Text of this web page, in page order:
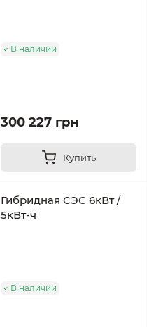
В наличии
300 227 грн
Купить
Гибридная СЭС 6кВт /
5кВт-ч
В наличии